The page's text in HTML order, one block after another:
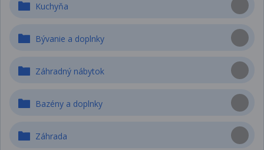
Kuchyňa
Bývanie a doplnky
Záhradný nábytok
Bazény a doplnky
Záhrada